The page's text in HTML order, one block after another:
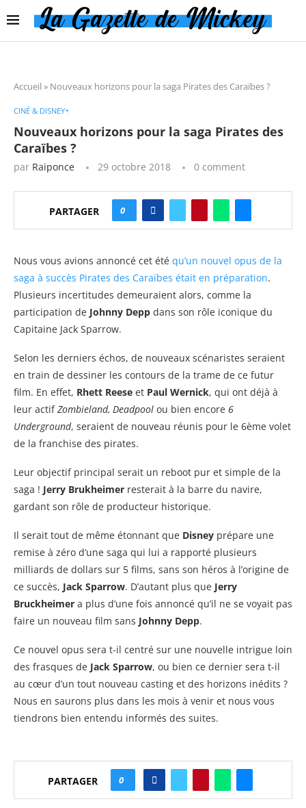
Accueil » Nouveaux horizons pour la saga Pirates des Caraïbes ?
CINÉ & DISNEY+
Nouveaux horizons pour la saga Pirates des
Caraïbes ?
par Raiponce 29 octobre 2018 0 comment
PARTAGER 0
Nous vous avions annoncé cet été qu’un nouvel opus de la
saga à succès Pirates des Caraïbes était en préparation.
Plusieurs incertitudes demeuraient alors, comme la
participation de Johnny Depp dans son rôle iconique du
Capitaine Jack Sparrow.
Selon les derniers échos, de nouveaux scénaristes seraient
en train de dessiner les contours de la trame de ce futur
film. En effet, Rhett Reese et Paul Wernick, qui ont déjà à
leur actifZombieland, Deadpool ou bien encore 6
Underground, seraient de nouveau réunis pour le 6ème volet
de la franchise des pirates.
Leur objectif principal serait un reboot pur et simple de la
saga ! Jerry Brukheimer resterait à la barre du navire,
gardant son rôle de producteur historique.
Il serait tout de même étonnant que Disney prépare une
remise à zéro d’une saga qui lui a rapporté plusieurs
milliards de dollars sur 5 films, sans son héros à l’origine de
ce succès, Jack Sparrow. D’autant plus que Jerry
Bruckheimer a plus d’une fois annoncé qu’il ne se voyait pas
faire un nouveau film sans Johnny Depp.
Ce nouvel opus sera t-il centré sur une nouvelle intrigue loin
des frasques de Jack Sparrow, ou bien ce dernier sera t-il
au cœur d’un tout nouveau casting et des horizons inédits ?
Nous en saurons plus dans les mois à venir et nous vous
tiendrons bien entendu informés des suites.
PARTAGER 0